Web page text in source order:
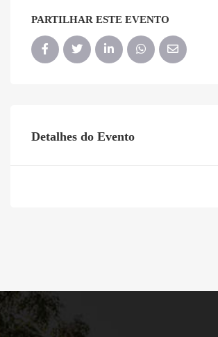
PARTILHAR ESTE EVENTO
Detalhes do Evento